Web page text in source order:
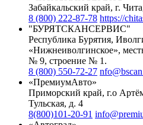
Забайкальский край, г.
8 (800) 222-87-78 https://
"БУРЯТСКАНСЕРВИС"
Республика Бурятия,
«Нижнеиволгинское»,
№ 9, строение № 1.
8 (800) 550-72-27
«ПремиумАвто»
Приморский край, г.о
Тульская, д. 4
8(800)101-20-91